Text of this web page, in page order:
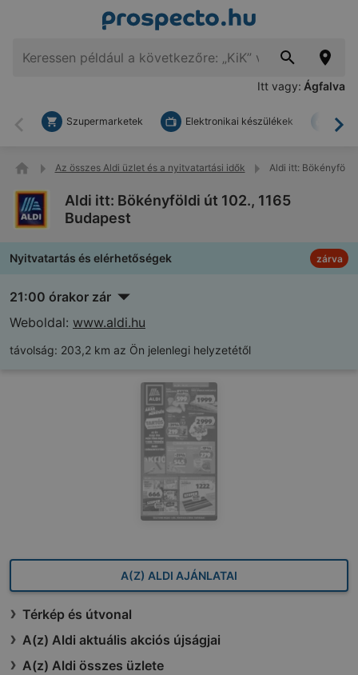
Itt vagy: Ágfalva
Vissza
Szupermarketek Elektronikai készülékek
Az összes Aldi üzlet és a nyitvatartási idők Aldi itt: Bökényföldi
Aldi itt: Bökényföldi út 102., 1165
Budapest
Nyitvatartás és elérhetőségek zárva
21:00 órakor zár
Weboldal: www.aldi.hu
távolság: 203,2 km az Ön jelenlegi helyzetétől
A(Z) ALDI AJÁNLATAI
Térkép és útvonal
A(z) Aldi aktuális akciós újságjai
A(z) Aldi összes üzlete